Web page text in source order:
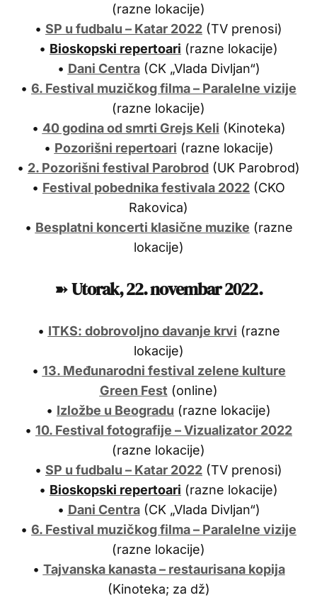
(razne lokacije)
• SP u fudbalu – Katar 2022 (TV prenosi)
• Bioskopski repertoari (razne lokacije)
• Dani Centra(CK „Vlada Divljan“)
• 6. Festival muzičkog filma – Paralelne vizije
(razne lokacije)
• 40 godina od smrti Grejs Keli (Kinoteka)
• Pozorišni repertoari (razne lokacije)
• 2. Pozorišni festival Parobrod (UK Parobrod)
• Festival pobednika festivala 2022 (CKO
Rakovica)
• Besplatni koncerti klasične muzike (razne
lokacije)
➽Utorak, 22. novembar2022.
• ITKS: dobrovoljno davanje krvi (razne
lokacije)
• 13. Međunarodni festival zelene kulture
Green Fest (online)
• Izložbe u Beogradu (razne lokacije)
• 10. Festival fotografije – Vizualizator 2022
(razne lokacije)
• SP u fudbalu – Katar 2022 (TV prenosi)
• Bioskopski repertoari (razne lokacije)
• Dani Centra(CK „Vlada Divljan“)
• 6. Festival muzičkog filma – Paralelne vizije
(razne lokacije)
• Tajvanska kanasta – restaurisana kopija
(Kinoteka; za dž)